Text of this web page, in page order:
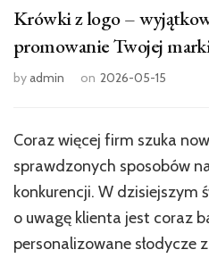
Krówki z logo –
promowanie Twojej
byadmin on 2026-05-15
Coraz więcej firm szuka
sprawdzonych sposobów
konkurencji. W dzisiejszym
o uwagę klienta jest coraz
personalizowane słodycze